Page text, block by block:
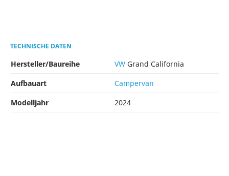
TECHNISCHE DATEN
Hersteller/Baureihe VW Grand California
Aufbauart
Campervan
Modelljahr
2024